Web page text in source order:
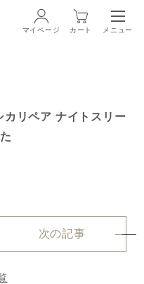
マイページ カート メニュー
リペア ナイトスリー
次の記事